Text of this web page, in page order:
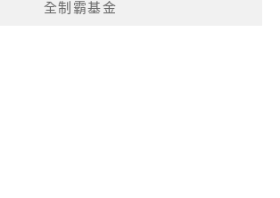
全制霸基金